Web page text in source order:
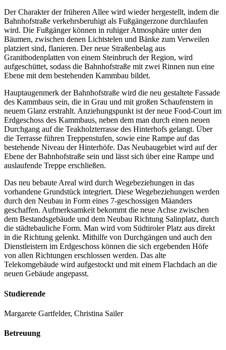
Der Charakter der früheren Allee wird wieder hergestellt, indem die
Bahnhofstraße verkehrsberuhigt als Fußgängerzone durchlaufen
wird. Die Fußgänger können in ruhiger Atmosphäre unter den
Bäumen, zwischen denen Lichtstelen und Bänke zum Verweilen
platziert sind, flanieren. Der neue Straßenbelag aus
Granitbodenplatten von einem Steinbruch der Region, wird
aufgeschüttet, sodass die Bahnhofstraße mit zwei Rinnen nun eine
Ebene mit dem bestehenden Kammbau bildet.
Hauptaugenmerk der Bahnhofstraße wird die neu gestaltete Fassade
des Kammbaus sein, die in Grau und mit großen Schaufenstern in
neuem Glanz erstrahlt. Anziehungspunkt ist der neue Food-Court im
Erdgeschoss des Kammbaus, neben dem man durch einen neuen
Durchgang auf die Teakholzterrasse des Hinterhofs gelangt. Über
die Terrasse führen Treppenstufen, sowie eine Rampe auf das
bestehende Niveau der Hinterhöfe. Das Neubaugebiet wird auf der
Ebene der Bahnhofstraße sein und lässt sich über eine Rampe und
auslaufende Treppe erschließen.
Das neu bebaute Areal wird durch Wegebeziehungen in das
vorhandene Grundstück integriert. Diese Wegebeziehungen werden
durch den Neubau in Form eines 7-geschossigen Mäanders
geschaffen. Aufmerksamkeit bekommt die neue Achse zwischen
dem Bestandsgebäude und dem Neubau Richtung Salinplatz, durch
die städtebauliche Form. Man wird vom Südtiroler Platz aus direkt
in die Richtung gelenkt. Mithilfe von Durchgängen und auch den
Dienstleistern im Erdgeschoss können die sich ergebenden Höfe
von allen Richtungen erschlossen werden. Das alte
Telekomgebäude wird aufgestockt und mit einem Flachdach an die
neuen Gebäude angepasst.
Studierende
Margarete Gartfelder, Christina Sailer
Betreuung